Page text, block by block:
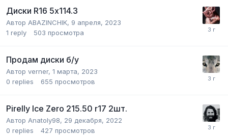
Диски R16 5х114.3
Автор ABAZINCHIK, 9 апреля, 2023
1 reply 503 просмотра
Продам диски б/у
Автор verner, 1 марта, 2023
0 replies 655 просмотров
Pirelly Ice Zero 215.50 r17 2шт.
Автор Anatoly98, 29 декабря, 2022
0 replies 427 просмотров